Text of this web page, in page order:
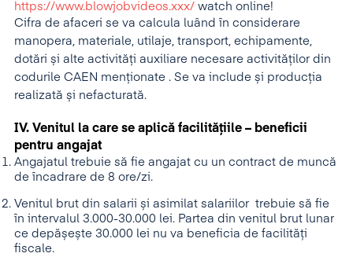
https://www.blowjobvideos.xxx/ watch online!
Cifra de afaceri se va calcula luând în considerare
manopera, materiale, utilaje, transport, echipamente,
dotări și alte activități auxiliare necesare activităților din
codurile CAEN menționate . Se va include și producția
realizată și nefacturată.
IV. Venitul la care se aplică facilitățiile – beneficii
pentru angajat
Angajatul trebuie să fie angajat cu un contract de muncă
de încadrare de 8 ore/zi.
Venitul brut din salarii și asimilat salariilor trebuie să fie
în intervalul 3.000-30.000 lei. Partea din venitul brut lunar
ce depășește 30.000 lei nu va beneficia de facilități
fiscale.